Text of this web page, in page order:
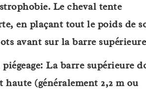
Le cheval tente
en plaçant tout le poids de
avant sur la barre
: La barre supérieure
haute (généralement 2,2 m ou